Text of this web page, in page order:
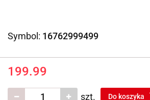
Symbol: 16762999499
199.99
szt. Do koszyka